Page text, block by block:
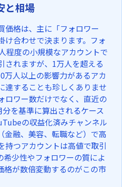
と相場
価格は、主に「フォロワー
け合わせで決まります。フォ
程度の小規模なアカウントで
されますが、1万人を超える
万人以上の影響力があるアカ
達することも珍しくありませ
ロワー数だけでなく、直近の
を基準に算出されるケース
の収益化済みチャンネル
金融、美容、転職など）で高
持つアカウントは高値で取引
希少性やフォロワーの質によ
格が数倍変動するのがこの市